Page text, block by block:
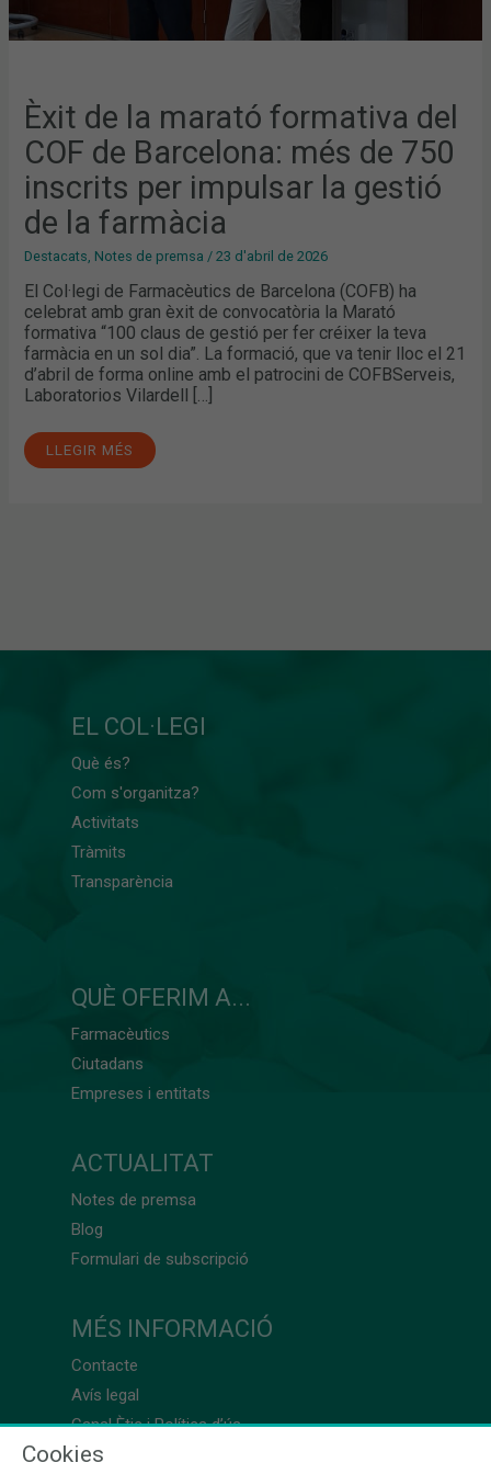
Èxit de la marató formativa del
COF de Barcelona: més de 750
inscrits per impulsar la gestió
de la farmàcia
Destacats, Notes de premsa /23 d'abril de 2026
El Col·legi de Farmacèutics de Barcelona (COFB) ha
celebrat amb gran èxit de convocatòria la Marató
formativa “100 claus de gestió per fer créixer la teva
farmàcia en un sol dia”. La formació, que va tenir lloc el 21
d’abril de forma online amb el patrocini de COFBServeis,
Laboratorios Vilardell […]
FARMÀCIA
LLEGIR MÉS
EL COL·LEGI
Què és?
Com s'organitza?
Activitats
Tràmits
Transparència
QUÈ OFERIM A...
Farmacèutics
Ciutadans
Empreses i entitats
ACTUALITAT
Notes de premsa
Blog
Formulari de subscripció
MÉS INFORMACIÓ
Contacte
Avís legal
Canal Ètic i Política d’ús
Cookies